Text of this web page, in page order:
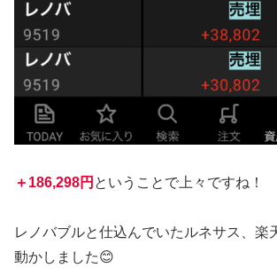
＋186,298円 ということで上々ですね！
レノバブルと仕込んでいたルネサス、楽
動かしました😊